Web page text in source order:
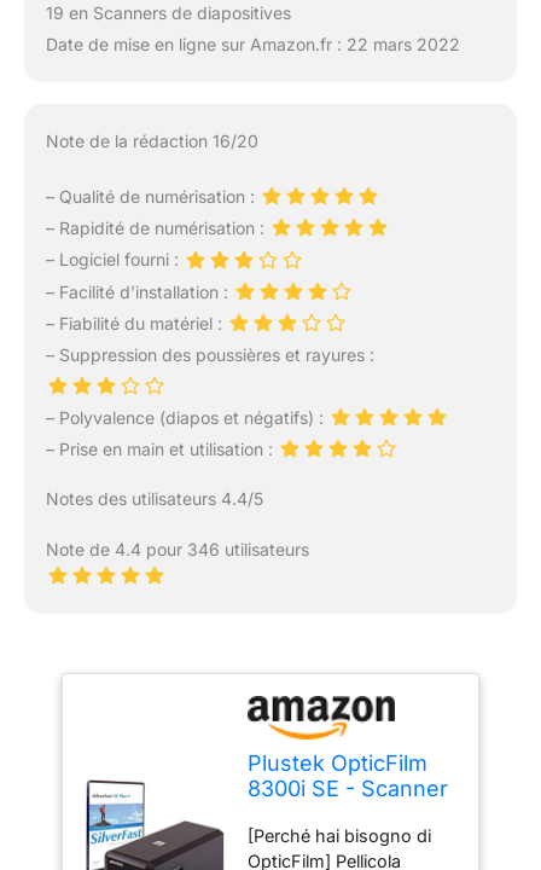
19 en Scanners de diapositives
Date de mise en ligne sur Amazon.fr : 22 mars 2022
Note de la rédaction 16/20
– Qualité de numérisation :
– Rapidité de numérisation :
– Logiciel fourni :
– Facilité d’installation :
– Fiabilité du matériel :
– Suppression des poussières et rayures :
– Polyvalence (diapos et négatifs) :
– Prise en main et utilisation :
Notes des utilisateurs 4.4/5
Note de 4.4 pour 346 utilisateurs
Plustek OpticFilm
8300i SE - Scanner
Diapositives
[Perché hai bisogno di
OpticFilm] Pellicola